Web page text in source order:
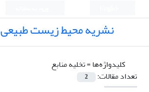
نشریه محیط زیست طبیعی
کلیدواژه‌ها =تخلیه منابع
تعداد مقالات:
2